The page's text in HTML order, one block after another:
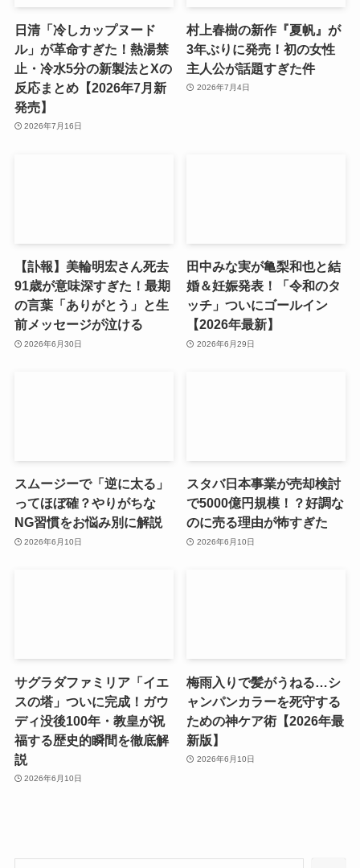
日清「冷しカップヌード
ル」が革命すぎた！熱湯禁
止・冷水5分の新製法とXの
反応まとめ【2026年7月新
発売】
2026年7月16日
村上春樹の新作『夏帆』が
3年ぶりに発売！初の女性
主人公が話題すぎた件
2026年7月4日
【訃報】美輪明宏さん死去
91歳が意味深すぎた！最期
の言葉「ありがとう」と生
前メッセージが泣ける
2026年6月30日
田中みな実が亀梨和也と結
婚＆妊娠発表！「令和のタ
ッチ」ついにゴールイン
【2026年最新】
2026年6月29日
スムージーで「逆に太る」
ってほぼ確？やりがちな
NG習慣をお悩み別に解説
2026年6月10日
スタバ日本事業が売却検討
で5000億円規模！？好調な
のに売る理由が怖すぎた
2026年6月10日
サグラダファミリア「イエ
スの塔」ついに完成！ガウ
ディ没後100年・教皇が祝
福する歴史的瞬間を徹底解
説
2026年6月10日
梅雨入りで髪がうねる…シ
ャンパンカラーを死守する
ための神ケア術【2026年最
新版】
2026年6月10日